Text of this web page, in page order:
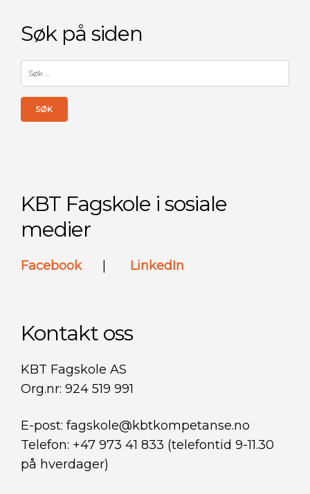
Søk på siden
etter:
KBT Fagskole i sosiale
medier
Facebook LinkedIn
Kontakt oss
KBT Fagskole AS
Org.nr: 924 519 991
E-post: fagskole@kbtkompetanse.no
Telefon: +47 973 41 833 (telefontid 9-11.30
på hverdager)